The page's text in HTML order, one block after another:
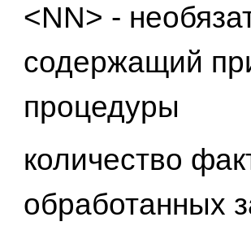
<NN> -
содержащий
процедуры
количество
обработанных